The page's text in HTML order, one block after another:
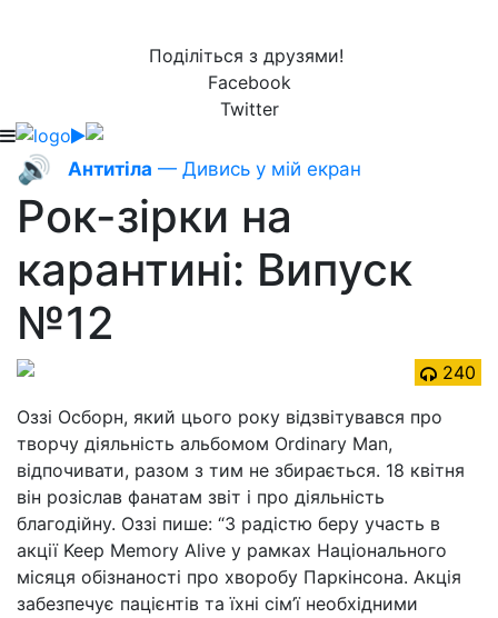
Поділіться з друзями!
Facebook
Twitter
🔊 Антитіла — Дивись у мій екран
Рок-зірки на
карантині: Випуск
№12
240
Оззі Осборн, який цього року відзвітувався про
творчу діяльність альбомом Ordinary Man,
відпочивати, разом з тим не збирається. 18 квітня
він розіслав фанатам звіт і про діяльність
благодійну. Оззі пише: “З радістю беру участь в
акції Keep Memory Alive у рамках Національного
місяця обізнаності про хворобу Паркінсона. Акція
забезпечує пацієнтів та їхні сім’ї необхідними